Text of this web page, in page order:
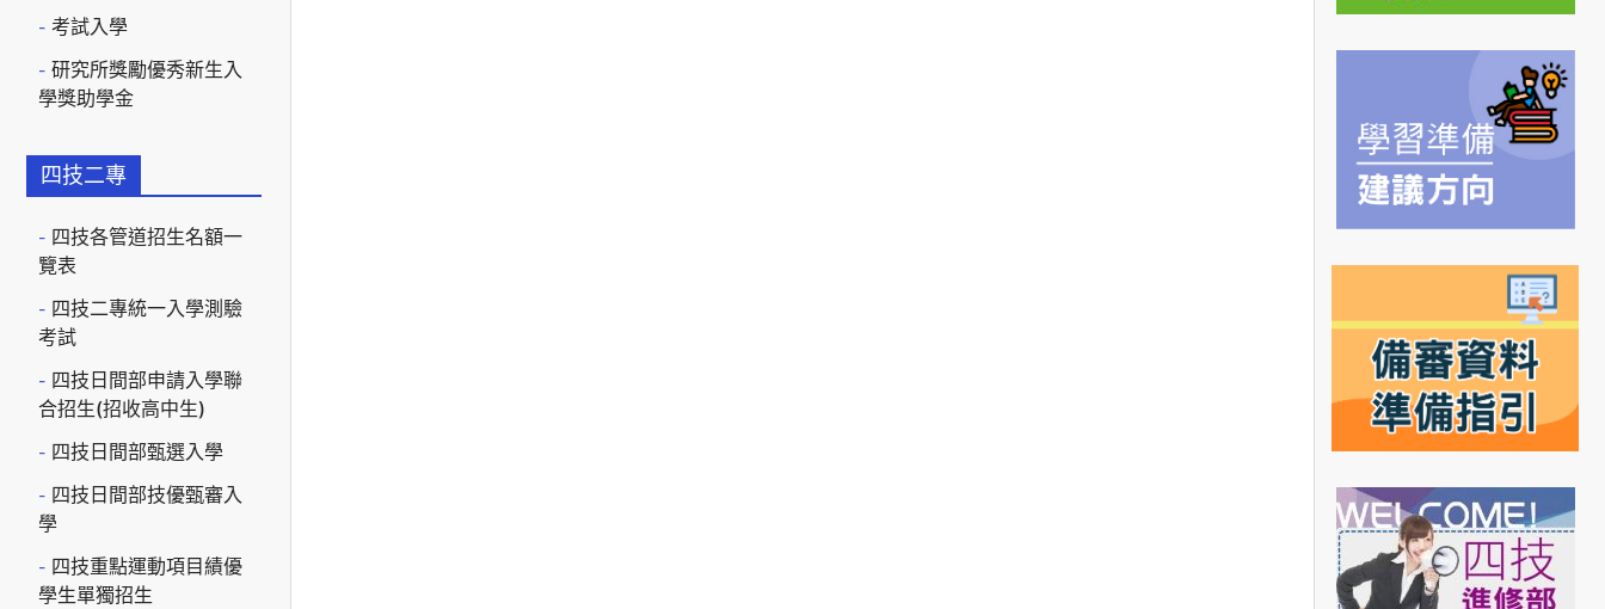
考試入學
研究所獎勵優秀新生入
學獎助學金
四技二專
四技各管道招生名額一
覽表
四技二專統一入學測驗
考試
四技日間部申請入學聯
合招生(招收高中生)
四技日間部甄選入學
四技日間部技優甄審入
學
四技重點運動項目績優
學生單獨招生